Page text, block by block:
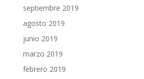
septiembre 2019
agosto 2019
junio 2019
marzo 2019
febrero 2019